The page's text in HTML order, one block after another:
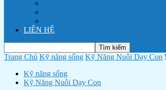
LIÊN HỆ
Trang Chủ Kỹ năng sống Kỹ Năng Nuôi Dạy Con
Kỹ năng sống
Kỹ Năng Nuôi Dạy Con